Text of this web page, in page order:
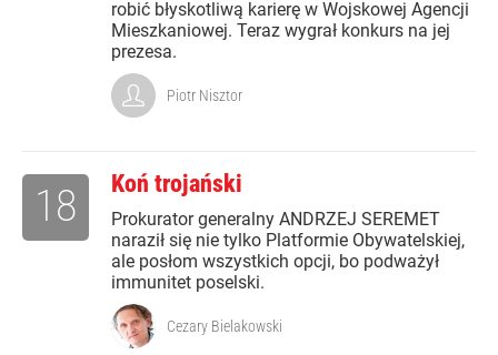
robić błyskotliwą karierę w Wojskowej Agencji
Mieszkaniowej. Teraz wygrał konkurs na jej
prezesa.
Piotr Nisztor
Koń trojański
Prokurator generalny ANDRZEJ SEREMET
naraził się nie tylko Platformie Obywatelskiej,
ale posłom wszystkich opcji, bo podważył
immunitet poselski.
18
Cezary Bielakowski